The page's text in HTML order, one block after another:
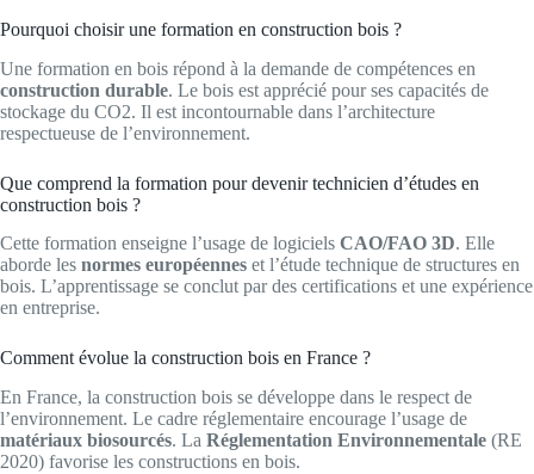
Pourquoi choisir une formation en construction bois ?
Une formation en bois répond à la demande de compétences en
construction durable. Le bois est apprécié pour ses capacités de
stockage du CO2. Il est incontournable dans l’architecture
respectueuse de l’environnement.
Que comprend la formation pour devenir technicien d’études en
construction bois ?
Cette formation enseigne l’usage de logiciels CAO/FAO 3D. Elle
aborde les normes européennes et l’étude technique de structures en
bois. L’apprentissage se conclut par des certifications et une expérience
en entreprise.
Comment évolue la construction bois en France ?
En France, la construction bois se développe dans le respect de
l’environnement. Le cadre réglementaire encourage l’usage de
matériaux biosourcés. La Réglementation Environnementale (RE
2020) favorise les constructions en bois.